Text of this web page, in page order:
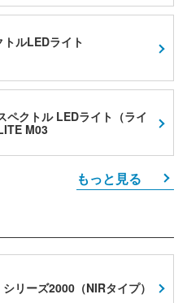
トルLEDライト
ペクトル LEDライト（ライ
M03
もっと見る
リーズ2000（NIRタイプ）